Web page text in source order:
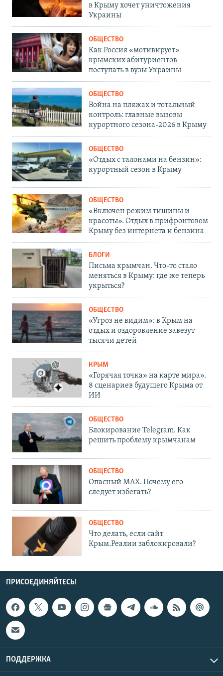
в Крыму хочет уничтожения
Украины
ОБЩЕСТВО
Как Россия «мотивирует»
крымских абитуриентов
поступать в вузы Украины
ОБЩЕСТВО
Война на пляжах и тотальный
контроль: главные вызовы
курортного сезона-2026 в Крыму
ОБЩЕСТВО
«Отдых с талонами на бензин»:
курортный сезон в Крыму
ОБЩЕСТВО
«Включен режим тишины и
красоты». Отдых в прифронтовом
Крыму без интернета и бензина
БЛОГИ
Письма крымчан. Что-то стало
меняться в Крыму: где же теперь
укрыться?
ОБЩЕСТВО
«Угроз не видим»: в Крым на
отдых и оздоровление завезут
тысячи детей
КРЫМ
«Горячая точка» на карте мира».
8 сценариев будущего Крыма от
ИИ
ОБЩЕСТВО
Блокирование Telegram. Как
решить проблему крымчанам
ОБЩЕСТВО
Опасный MAX. Почему его
следует избегать?
ОБЩЕСТВО
Что делать, если сайт
Крым.Реалии заблокировали?
ПРИСОЕДИНЯЙТЕСЬ!
ПОДДЕРЖКА